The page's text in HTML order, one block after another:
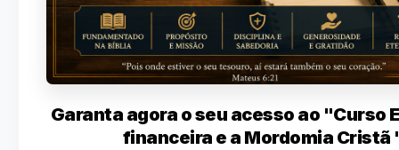
Garanta agora o seu acesso ao "Curso
financeira e a Mordomia Cristã